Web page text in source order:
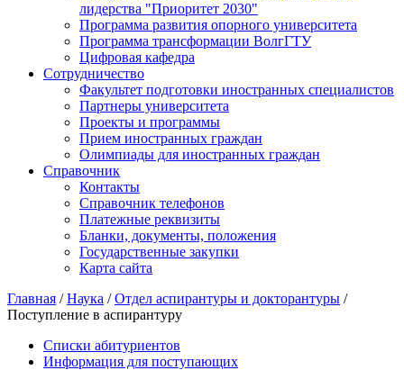
лидерства "Приоритет 2030"
Программа развития опорного университета
Программа трансформации ВолгГТУ
Цифровая кафедра
Сотрудничество
Факультет подготовки иностранных специалистов
Партнеры университета
Проекты и программы
Прием иностранных граждан
Олимпиады для иностранных граждан
Справочник
Контакты
Справочник телефонов
Платежные реквизиты
Бланки, документы, положения
Государственные закупки
Карта сайта
Главная /Наука /Отдел аспирантуры и докторантуры /
Поступление в аспирантуру
Списки абитуриентов
Информация для поступающих